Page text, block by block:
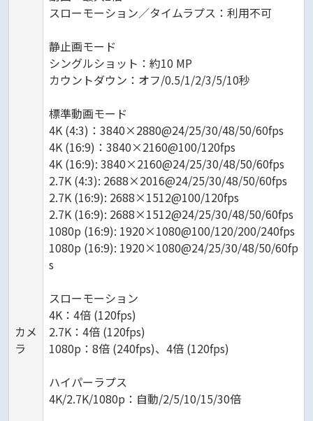
カメ
ラ
スローモーション／タイムラプス：利用不可
静止画モード
シングルショット：約10 MP
カウントダウン：オフ/0.5/1/2/3/5/10秒
標準動画モード
4K (4:3)：3840×2880@24/25/30/48/50/60fps
4K (16:9)：3840×2160@100/120fps
4K (16:9): 3840×2160@24/25/30/48/50/60fps
2.7K (4:3): 2688×2016@24/25/30/48/50/60fps
2.7K (16:9): 2688×1512@100/120fps
2.7K (16:9): 2688×1512@24/25/30/48/50/60fps
1080p (16:9): 1920×1080@100/120/200/240fps
1080p (16:9): 1920×1080@24/25/30/48/50/60fp
s
スローモーション
4K：4倍 (120fps)
2.7K：4倍 (120fps)
1080p：8倍 (240fps)、4倍 (120fps)
ハイパーラプス
4K/2.7K/1080p：自動/2/5/10/15/30倍